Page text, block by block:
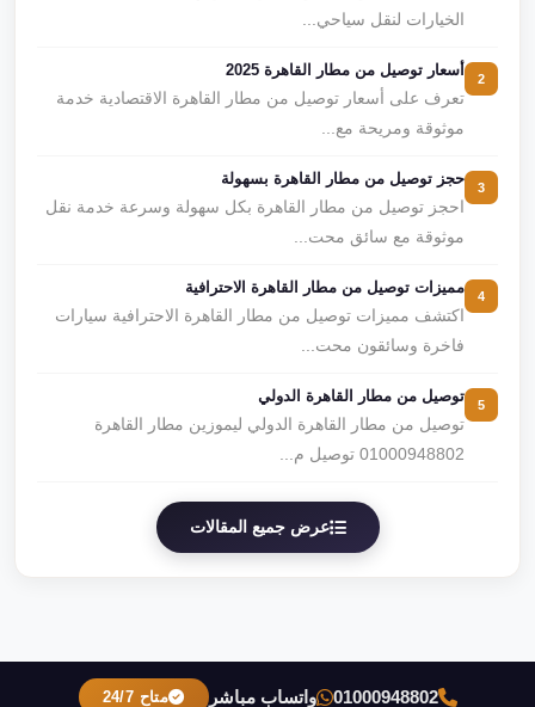
الخيارات لنقل سياحي...
أسعار توصيل من مطار القاهرة 2025
تعرف على أسعار توصيل من مطار القاهرة الاقتصادية خدمة
موثوقة ومريحة مع...
حجز توصيل من مطار القاهرة بسهولة
احجز توصيل من مطار القاهرة بكل سهولة وسرعة خدمة نقل
موثوقة مع سائق محت...
مميزات توصيل من مطار القاهرة الاحترافية
اكتشف مميزات توصيل من مطار القاهرة الاحترافية سيارات
فاخرة وسائقون محت...
توصيل من مطار القاهرة الدولي
توصيل من مطار القاهرة الدولي ليموزين مطار القاهرة
01000948802 توصيل م...
عرض جميع المقالات
01000948802 واتساب مباشر متاح 24/7